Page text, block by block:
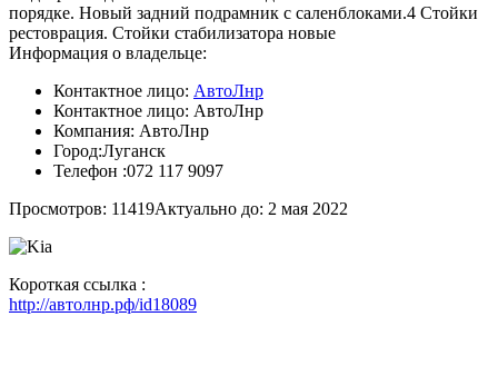
порядке. Новый задний подрамник с саленблоками.4 Стойки
рестоврация. Стойки стабилизатора новые
Информация о владельце:
Контактное лицо: АвтоЛнр
Контактное лицо: АвтоЛнр
Компания: АвтоЛнр
Город:Луганск
Телефон :072 117 9097
Просмотров: 11419Актуально до: 2 мая 2022
Короткая ссылка :
http://автолнр.рф/id18089